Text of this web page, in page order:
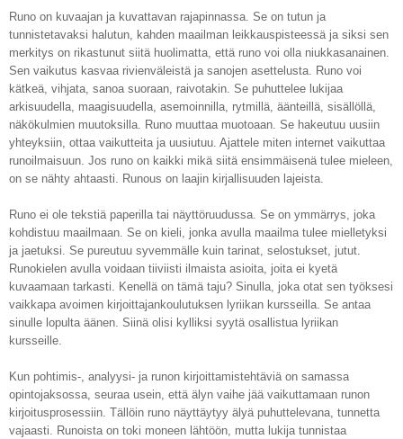
Runo on kuvaajan ja kuvattavan rajapinnassa. Se on tutun ja
tunnistetavaksi halutun, kahden maailman leikkauspisteessä ja siksi sen
merkitys on rikastunut siitä huolimatta, että runo voi olla niukkasanainen.
Sen vaikutus kasvaa rivienväleistä ja sanojen asettelusta. Runo voi
kätkeä, vihjata, sanoa suoraan, raivotakin. Se puhuttelee lukijaa
arkisuudella, maagisuudella, asemoinnilla, rytmillä, äänteillä, sisällöllä,
näkökulmien muutoksilla. Runo muuttaa muotoaan. Se hakeutuu uusiin
yhteyksiin, ottaa vaikutteita ja uusiutuu. Ajattele miten internet vaikuttaa
runoilmaisuun. Jos runo on kaikki mikä siitä ensimmäisenä tulee mieleen,
on se nähty ahtaasti. Runous on laajin kirjallisuuden lajeista.
Runo ei ole tekstiä paperilla tai näyttöruudussa. Se on ymmärrys, joka
kohdistuu maailmaan. Se on kieli, jonka avulla maailma tulee mielletyksi
ja jaetuksi. Se pureutuu syvemmälle kuin tarinat, selostukset, jutut.
Runokielen avulla voidaan tiiviisti ilmaista asioita, joita ei kyetä
kuvaamaan tarkasti. Kenellä on tämä taju? Sinulla, joka otat sen työksesi
vaikkapa avoimen kirjoittajankoulutuksen lyriikan kursseilla. Se antaa
sinulle lopulta äänen. Siinä olisi kylliksi syytä osallistua lyriikan
kursseille.
Kun pohtimis-, analyysi- ja runon kirjoittamistehtäviä on samassa
opintojaksossa, seuraa usein, että älyn vaihe jää vaikuttamaan runon
kirjoitusprosessiin. Tällöin runo näyttäytyy älyä puhuttelevana, tunnetta
vajaasti. Runoista on toki moneen lähtöön, mutta lukija tunnistaa